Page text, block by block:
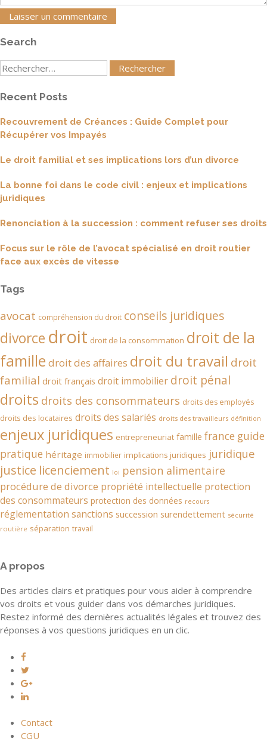
Search
Rechercher
:
Recent Posts
Recouvrement de Créances : Guide Complet pour
Récupérer vos Impayés
Le droit familial et ses implications lors d’un divorce
La bonne foi dans le code civil : enjeux et implications
juridiques
Renonciation à la succession : comment refuser ses droits
Focus sur le rôle de l’avocat spécialisé en droit routier
face aux excès de vitesse
Tags
avocat compréhension du droit conseils juridiques
divorce droit droit de la consommation droit de la
famille droit des affaires droit du travail droit
familial droit français droit immobilier droit pénal
droits droits des consommateurs droits des employés
droits des locataires droits des salariés droits des travailleurs définition
enjeux juridiques entrepreneuriat famille france guide
pratique héritage immobilier implications juridiques juridique
justice licenciement loi pension alimentaire
procédure de divorce propriété intellectuelle protection
des consommateurs protection des données recours
réglementation sanctions succession surendettement sécurité
routière séparation travail
A propos
Des articles clairs et pratiques pour vous aider à comprendre
vos droits et vous guider dans vos démarches juridiques.
Restez informé des dernières actualités légales et trouvez des
réponses à vos questions juridiques en un clic.
Contact
CGU